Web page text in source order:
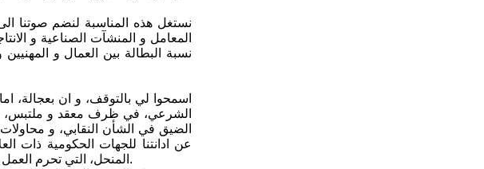
نستغل هذه المناسبة لنضم صوتنا
المعامل و المنشآت الصناعية و
نسبة البطالة بين العمال و
اسمحوا لي بالتوقف، و ان بعجالة،
الشرعي، في ظرف معقد و ملتبس،
الضيق في الشأن النقابي، و
عن ادانتنا للجهات الحكومية ذات
المنحل، التي تحرم العمل النقابي خصوصا القرار رقم 150 لسنة 1987 الذي حرم العمل النقابي العمالي في جميع مؤسسات الدولة و منشآتها.